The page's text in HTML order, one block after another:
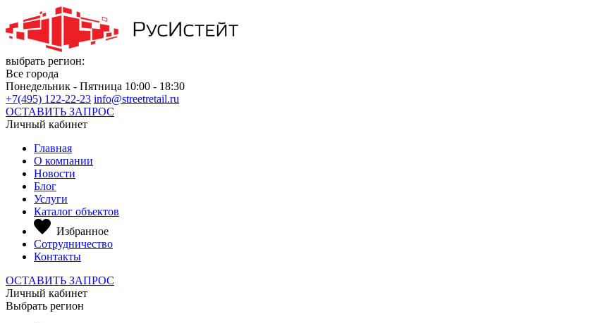
выбрать регион:
Все города
Понедельник - Пятница 10:00 - 18:30
+7(495) 122-22-23 info@streetretail.ru
ОСТАВИТЬ ЗАПРОС
Личный кабинет
Главная
О компании
Новости
Блог
Услуги
Каталог объектов
Избранное
Сотрудничество
Контакты
ОСТАВИТЬ ЗАПРОС
Личный кабинет
Выбрать регион